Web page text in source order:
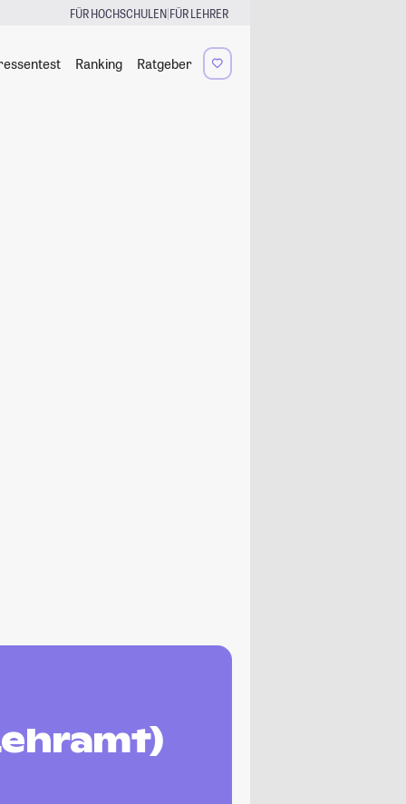
FÜR HOCHSCHULEN|FÜR LEHRER
Ranking Ratgeber